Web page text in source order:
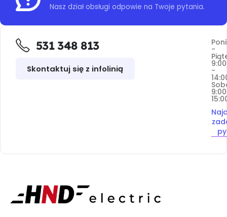
Nasz dział obsługi odpowie na Twoje pytania.
531 348 813
Skontaktuj się z infolinią
-
9:00
-